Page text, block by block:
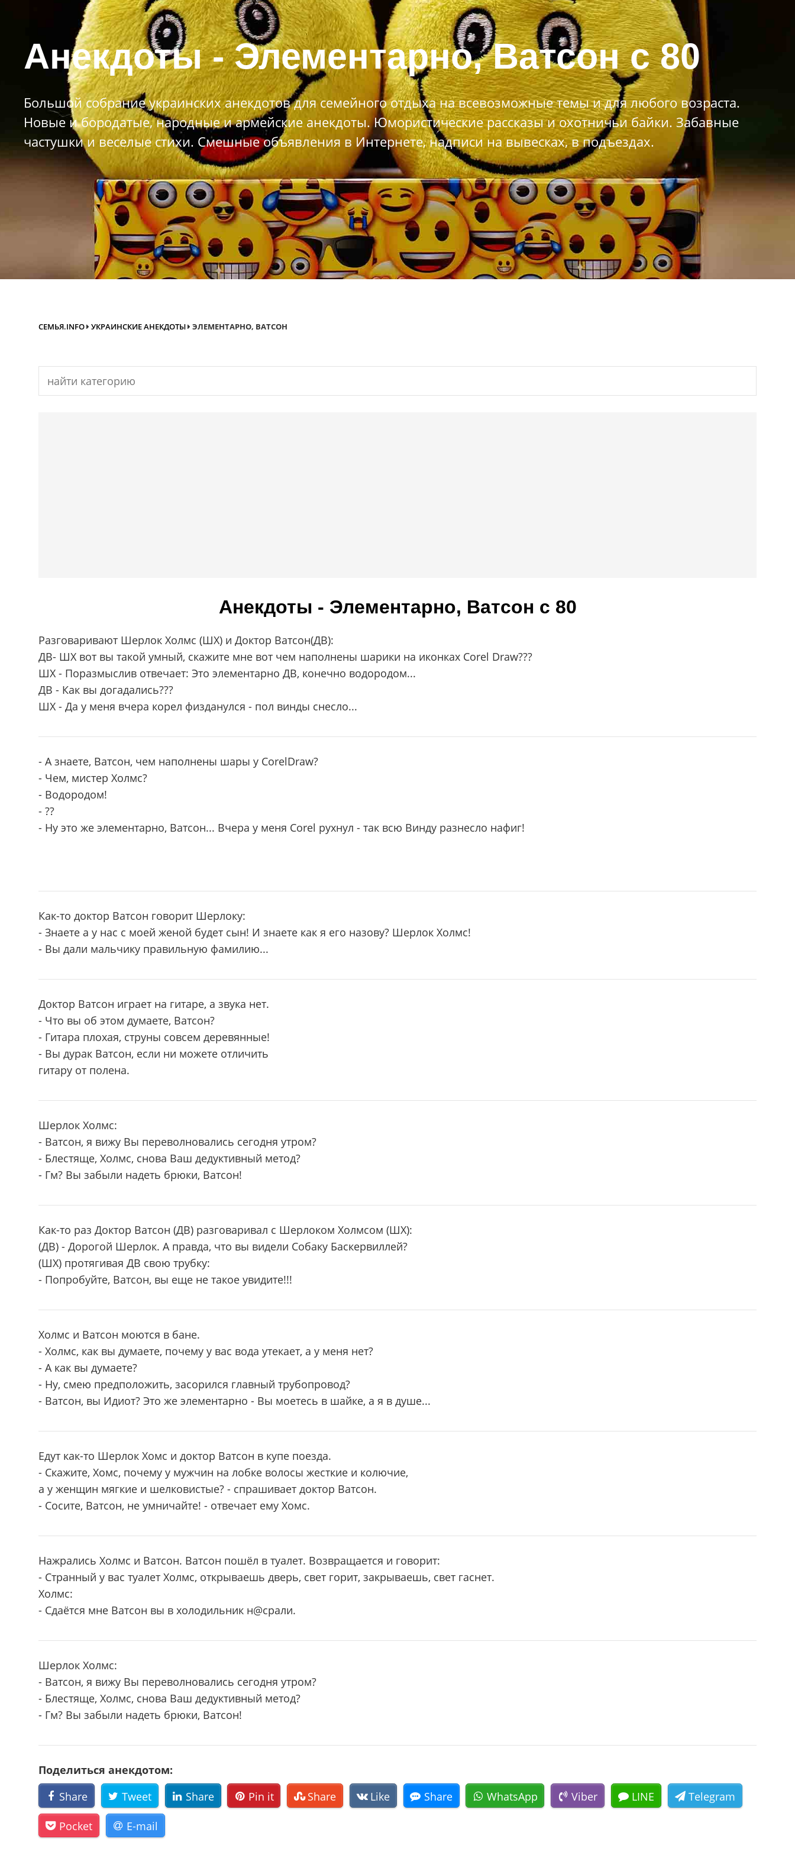
Анекдоты - Элементарно, Ватсон c 80
Большой собрание украинских анекдотов для семейного отдыха на всевозможные темы и для любого возраста.
Новые и бородатые, народные и армейские анекдоты. Юмористические рассказы и охотничьи байки. Забавные
частушки и веселые стихи. Смешные объявления в Интернете, надписи на вывесках, в подъездах.
СЕМЬЯ.INFO УКРАИНСКИЕ АНЕКДОТЫ ЭЛЕМЕНТАРНО, ВАТСОН
Search
Анекдоты - Элементарно, Ватсон c 80
Разговаривают Шерлок Холмс (ШХ) и Доктор Ватсон(ДВ):
ДВ- ШХ вот вы такой умный, скажите мне вот чем наполнены шарики на иконках Corel Draw???
ШХ - Поразмыслив отвечает: Это элементарно ДВ, конечно водородом...
ДВ - Как вы догадались???
ШХ - Да у меня вчера корел физданулся - пол винды снесло...
- А знаете, Ватсон, чем наполнены шары у CorelDraw?
- Чем, мистер Холмс?
- Водородом!
- ??
- Ну это же элементарно, Ватсон... Вчера у меня Corel рухнул - так всю Винду разнесло нафиг!
Как-то доктор Ватсон говорит Шерлоку:
- Знаете а у нас с моей женой будет сын! И знаете как я его назову? Шерлок Холмс!
- Вы дали мальчику правильную фамилию...
Доктор Ватсон играет на гитаре, а звука нет.
- Что вы об этом думаете, Ватсон?
- Гитара плохая, струны совсем деревянные!
- Вы дурак Ватсон, если ни можете отличить
гитару от полена.
Шерлок Холмс:
- Ватсон, я вижу Вы переволновались сегодня утром?
- Блестяще, Холмс, снова Ваш дедуктивный метод?
- Гм? Вы забыли надеть брюки, Ватсон!
Как-то раз Доктор Ватсон (ДВ) разговаривал с Шерлоком Холмсом (ШХ):
(ДВ) - Дорогой Шерлок. А правда, что вы видели Собаку Баскервиллей?
(ШХ) протягивая ДВ свою трубку:
- Попробуйте, Ватсон, вы еще не такое увидите!!!
Холмс и Ватсон моются в бане.
- Холмс, как вы думаете, почему у вас вода утекает, а у меня нет?
- А как вы думаете?
- Ну, смею предположить, засорился главный трубопровод?
- Ватсон, вы Идиот? Это же элементарно - Вы моетесь в шайке, а я в душе...
Едут как-то Шерлок Хомс и доктор Ватсон в купе поезда.
- Скажите, Хомс, почему у мужчин на лобке волосы жесткие и колючие,
а у женщин мягкие и шелковистые? - спрашивает доктор Ватсон.
- Сосите, Ватсон, не умничайте! - отвечает ему Хомс.
Нажрались Холмс и Ватсон. Ватсон пошёл в туалет. Возвращается и говорит:
- Странный у вас туалет Холмс, открываешь дверь, свет горит, закрываешь, свет гаснет.
Холмс:
- Сдаётся мне Ватсон вы в холодильник н@срали.
Шерлок Холмс:
- Ватсон, я вижу Вы переволновались сегодня утром?
- Блестяще, Холмс, снова Ваш дедуктивный метод?
- Гм? Вы забыли надеть брюки, Ватсон!
Поделиться анекдотом:
Share
Tweet Share Pin it Share Like Share WhatsApp Viber LINE Telegram
Pocket E-mail